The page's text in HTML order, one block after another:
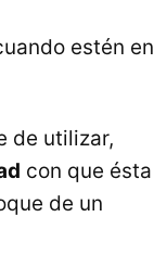
estén en
de utilizar,
con que ésta
de un